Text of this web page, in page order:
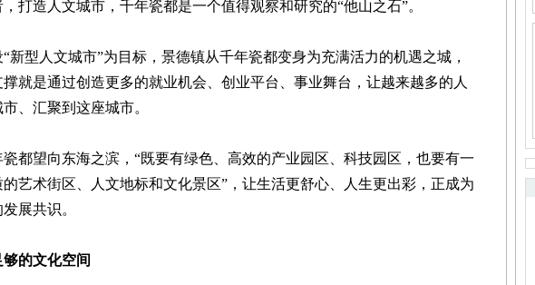
打造人文城市，千年瓷都是一个值得观察和研究的“他山之石”。
型人文城市”为目标，景德镇从千年瓷都变身为充满活力的机遇之城，
就是通过创造更多的就业机会、创业平台、事业舞台，让越来越多的人
、汇聚到这座城市。
望向东海之滨，“既要有绿色、高效的产业园区、科技园区，也要有一
的艺术街区、人文地标和文化景区”，让生活更舒心、人生更出彩，正成为
展共识。
的文化空间